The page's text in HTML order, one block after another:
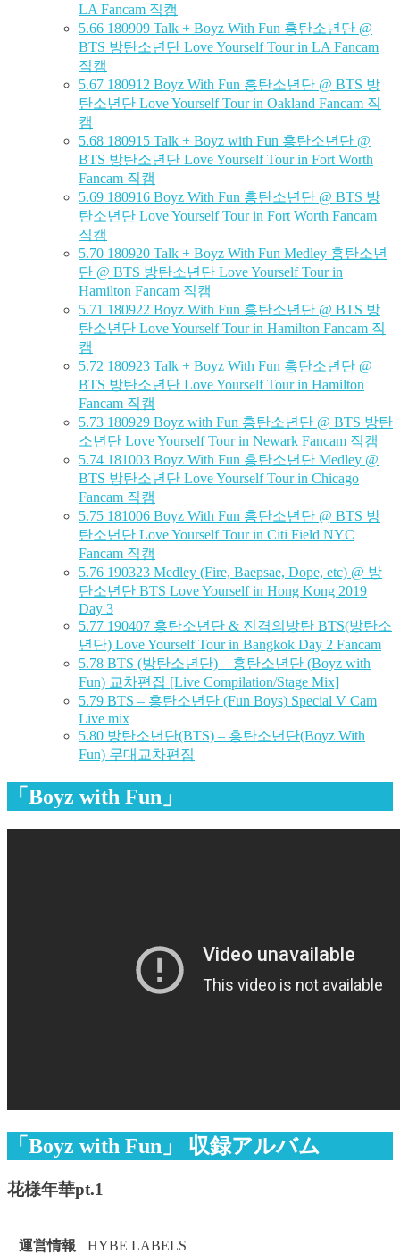
LA Fancam 직캠
5.66 180909 Talk + Boyz With Fun 흥탄소년단 @
BTS 방탄소년단 Love Yourself Tour in LA Fancam
직캠
5.67 180912 Boyz With Fun 흥탄소년단 @ BTS 방
탄소년단 Love Yourself Tour in Oakland Fancam 직
캠
5.68 180915 Talk + Boyz with Fun 흥탄소년단 @
BTS 방탄소년단 Love Yourself Tour in Fort Worth
Fancam 직캠
5.69 180916 Boyz With Fun 흥탄소년단 @ BTS 방
탄소년단 Love Yourself Tour in Fort Worth Fancam
직캠
5.70 180920 Talk + Boyz With Fun Medley 흥탄소년
단 @ BTS 방탄소년단 Love Yourself Tour in
Hamilton Fancam 직캠
5.71 180922 Boyz With Fun 흥탄소년단 @ BTS 방
탄소년단 Love Yourself Tour in Hamilton Fancam 직
캠
5.72 180923 Talk + Boyz With Fun 흥탄소년단 @
BTS 방탄소년단 Love Yourself Tour in Hamilton
Fancam 직캠
5.73 180929 Boyz with Fun 흥탄소년단 @ BTS 방탄
소년단 Love Yourself Tour in Newark Fancam 직캠
5.74 181003 Boyz With Fun 흥탄소년단 Medley @
BTS 방탄소년단 Love Yourself Tour in Chicago
Fancam 직캠
5.75 181006 Boyz With Fun 흥탄소년단 @ BTS 방
탄소년단 Love Yourself Tour in Citi Field NYC
Fancam 직캠
5.76 190323 Medley (Fire, Baepsae, Dope, etc) @ 방
탄소년단 BTS Love Yourself in Hong Kong 2019
Day 3
5.77 190407 흥탄소년단 & 진격의방탄 BTS(방탄소
년단) Love Yourself Tour in Bangkok Day 2 Fancam
5.78 BTS (방탄소년단) – 흥탄소년단 (Boyz with
Fun) 교차편집 [Live Compilation/Stage Mix]
5.79 BTS – 흥탄소년단 (Fun Boys) Special V Cam
Live mix
5.80 방탄소년단(BTS) – 흥탄소년단(Boyz With
Fun) 무대교차편집
「Boyz with Fun」
「Boyz with Fun」 収録アルバム
花様年華pt.1
運営情報
HYBE LABELS